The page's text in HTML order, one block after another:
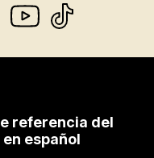
referencia del
español